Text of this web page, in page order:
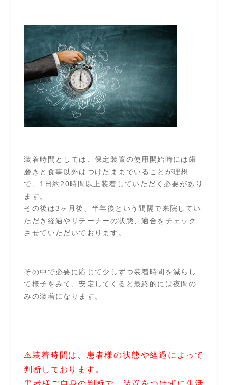
装着時間としては、保定装置の使用開始時には歯
磨きと食事以外はつけたままでいることが理想
で、1日約20時間以上装着していただく必要があり
ます。
その後は3ヶ月後、半年後という間隔で来院してい
ただき経過やリテーナーの状態、適合をチェック
させていただいております。
その中で必要に応じて少しずつ装着時間を減らし
て様子をみて、安定してくると最終的には夜間の
みの装着になります。
⚠装着時間は、患者様の状態や経過によって
判断しております。